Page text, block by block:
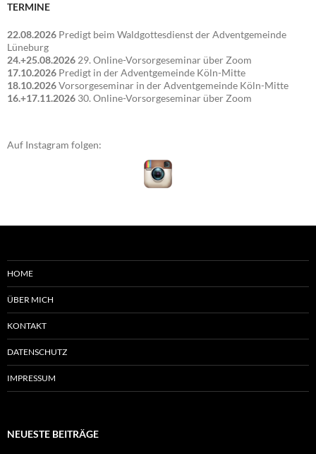
TERMINE
22.08.2026 Predigt beim Waldgottesdienst der Adventgemeinde
Lüneburg
24.+25.08.202629. Online-Vorsorgeseminar über Zoom
17.10.2026 Predigt in der Adventgemeinde Köln-Mitte
18.10.2026Vorsorgeseminar in der Adventgemeinde Köln-Mitte
16.+17.11.2026 30. Online-Vorsorgeseminar über Zoom
Auf Instagram folgen:
HOME
ÜBER MICH
KONTAKT
DATENSCHUTZ
IMPRESSUM
NEUESTE BEITRÄGE